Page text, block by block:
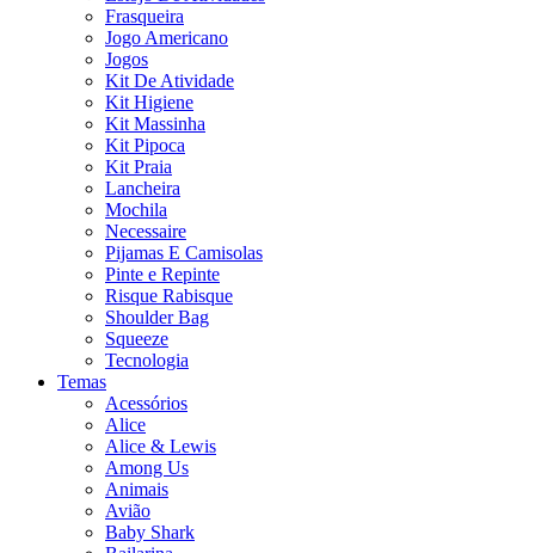
Frasqueira
Jogo Americano
Jogos
Kit De Atividade
Kit Higiene
Kit Massinha
Kit Pipoca
Kit Praia
Lancheira
Mochila
Necessaire
Pijamas E Camisolas
Pinte e Repinte
Risque Rabisque
Shoulder Bag
Squeeze
Tecnologia
Temas
Acessórios
Alice
Alice & Lewis
Among Us
Animais
Avião
Baby Shark